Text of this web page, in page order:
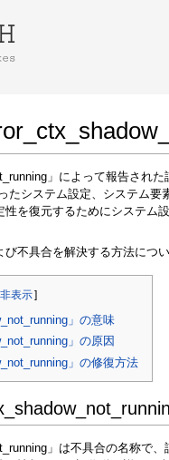
」によって報告され
たシステム設定、システム
を復元するためにシステム
不具合を解決する方法につ
非表示]
」の意味
」の原因
」の修復方法
」は不具合の名称で
Google
the